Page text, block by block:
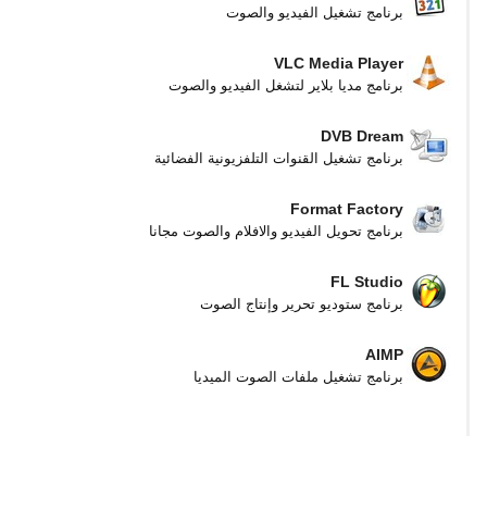
برنامج تشغيل الفيديو والصوت
VLC Media Player
برنامج مديا بلاير لتشغل الفيديو والصوت
DVB Dream
برنامج تشغيل القنوات التلفزيونية الفضائية
Format Factory
برنامج تحويل الفيديو والافلام والصوت مجانا
FL Studio
برنامج ستوديو تحرير وإنتاج الصوت
AIMP
برنامج تشغيل ملفات الصوت الميديا